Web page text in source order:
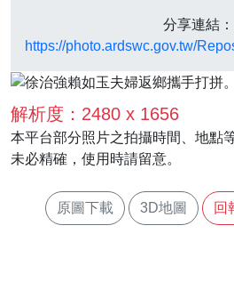
分享連結：
https://photo.ardswc.gov.tw/
解析度：2480 x 1656
本平台部分照片之拍攝時間、地點
未必精確，使用時請留意。
原圖下載 3D地圖